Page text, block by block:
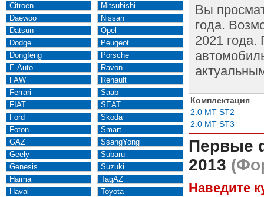
Citroen
Daewoo
Datsun
Dodge
Dongfeng
E-Auto
FAW
Ferrari
FIAT
Ford
Foton
GAZ
Geely
Genesis
Haima
Haval
Mitsubishi
Nissan
Opel
Peugeot
Porsche
Ravon
Renault
Saab
SEAT
Skoda
Smart
SsangYong
Subaru
Suzuki
TagAZ
Toyota
Вы
года.
2021 года.
Комплектация
2.0 MT ST2
2.0 MT ST3
Первые
2013
Наведите